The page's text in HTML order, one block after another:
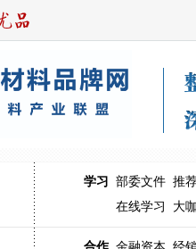
学习 部委文件 推
在线学习
大